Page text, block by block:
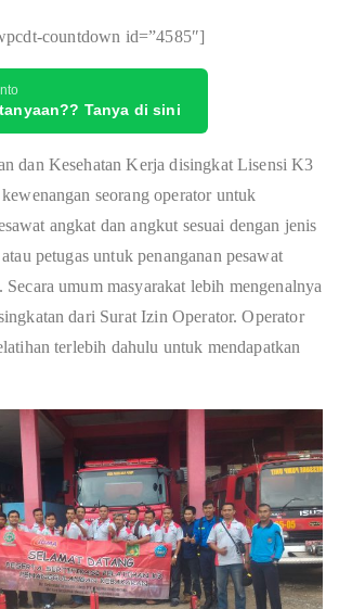
countdown id=”4585″]
Tanya di sini
dan Kesehatan Kerja disingkat Lisensi K3
seorang operator untuk
angkat dan angkut sesuai dengan jenis
petugas untuk penanganan pesawat
umum masyarakat lebih mengenalnya
dari Surat Izin Operator. Operator
terlebih dahulu untuk mendapatkan